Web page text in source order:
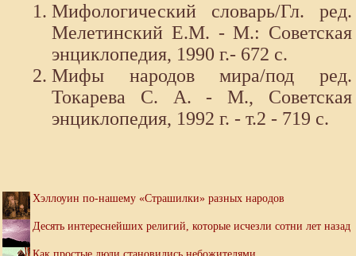
Мифологический словарь/Гл. ред.
Мелетинский Е.М. - М.: Советская
энциклопедия, 1990 г.- 672 с.
Мифы народов мира/под ред.
Токарева С. А. - М., Советская
энциклопедия, 1992 г. - т.2 - 719 с.
Хэллоуин по-нашему «Страшилки» разных народов
Десять интереснейших религий, которые исчезли сотни лет назад